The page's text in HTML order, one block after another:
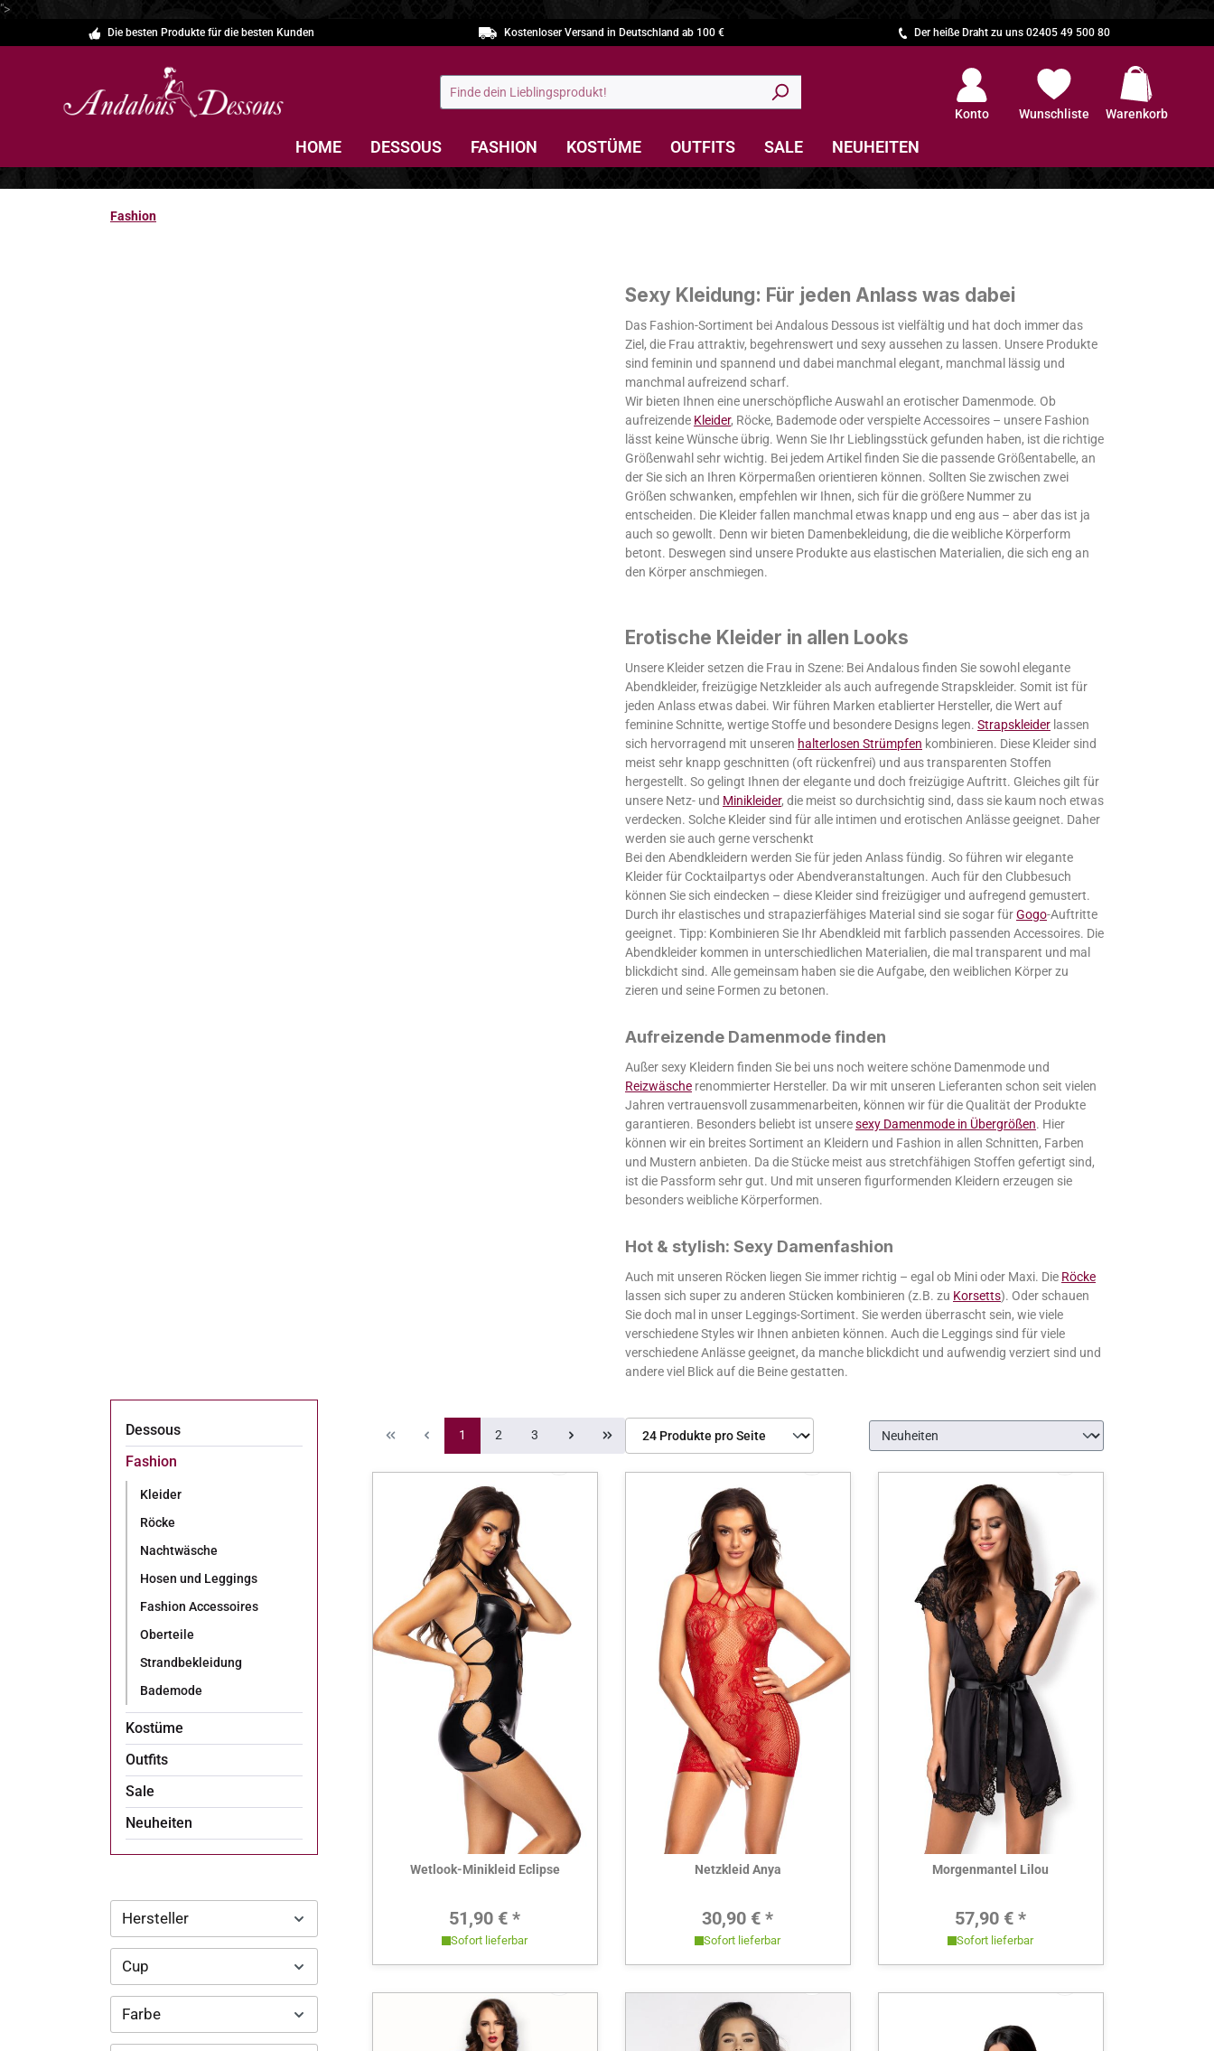
">
Hauptinhalt springen
Zur Suche springen
Zur Hauptnavigation springenDie besten Produkte für die besten Kunden Kostenloser Versand in Deutschland ab 100 € Der heiße Draht zu uns 02405 49 500 80
HOME DESSOUS FASHION KOSTÜME OUTFITS SALE NEUHEITEN
Wunschliste
Konto Warenkorb
Fashion
Sexy Kleidung: Für jeden Anlass was dabei
Das Fashion-Sortiment bei Andalous Dessous ist vielfältig und hat doch immer das
Ziel, die Frau attraktiv, begehrenswert und sexy aussehen zu lassen. Unsere Produkte
sind feminin und spannend und dabei manchmal elegant, manchmal lässig und
manchmal aufreizend scharf.
Wir bieten Ihnen eine unerschöpfliche Auswahl an erotischer Damenmode. Ob
aufreizende Kleider, Röcke, Bademode oder verspielte Accessoires – unsere Fashion
lässt keine Wünsche übrig. Wenn Sie Ihr Lieblingsstück gefunden haben, ist die richtige
Größenwahl sehr wichtig. Bei jedem Artikel finden Sie die passende Größentabelle, an
der Sie sich an Ihren Körpermaßen orientieren können. Sollten Sie zwischen zwei
Größen schwanken, empfehlen wir Ihnen, sich für die größere Nummer zu
entscheiden. Die Kleider fallen manchmal etwas knapp und eng aus – aber das ist ja
auch so gewollt. Denn wir bieten Damenbekleidung, die die weibliche Körperform
betont. Deswegen sind unsere Produkte aus elastischen Materialien, die sich eng an
den Körper anschmiegen.
Erotische Kleider in allen Looks
Unsere Kleider setzen die Frau in Szene: Bei Andalous finden Sie sowohl elegante
Abendkleider, freizügige Netzkleider als auch aufregende Strapskleider. Somit ist für
jeden Anlass etwas dabei. Wir führen Marken etablierter Hersteller, die Wert auf
feminine Schnitte, wertige Stoffe und besondere Designs legen. Strapskleider lassen
sich hervorragend mit unseren halterlosen Strümpfen kombinieren. Diese Kleider sind
meist sehr knapp geschnitten (oft rückenfrei) und aus transparenten Stoffen
hergestellt. So gelingt Ihnen der elegante und doch freizügige Auftritt. Gleiches gilt für
unsere Netz- und Minikleider, die meist so durchsichtig sind, dass sie kaum noch etwas
verdecken. Solche Kleider sind für alle intimen und erotischen Anlässe geeignet. Daher
werden sie auch gerne verschenkt
Bei den Abendkleidern werden Sie für jeden Anlass fündig. So führen wir elegante
Kleider für Cocktailpartys oder Abendveranstaltungen. Auch für den Clubbesuch
können Sie sich eindecken – diese Kleider sind freizügiger und aufregend gemustert.
Durch ihr elastisches und strapazierfähiges Material sind sie sogar fürGogo-Auftritte
geeignet. Tipp: Kombinieren Sie Ihr Abendkleid mit farblich passenden Accessoires. Die
Abendkleider kommen in unterschiedlichen Materialien, die mal transparent und mal
blickdicht sind. Alle gemeinsam haben sie die Aufgabe, den weiblichen Körper zu
zieren und seine Formen zu betonen.
Aufreizende Damenmode finden
Außer sexy Kleidern finden Sie bei uns noch weitere schöne Damenmode und
Reizwäsche renommierter Hersteller. Da wir mit unseren Lieferanten schon seit vielen
Jahren vertrauensvoll zusammenarbeiten, können wir für die Qualität der Produkte
garantieren. Besonders beliebt ist unseresexy Damenmode in Übergrößen. Hier
können wir ein breites Sortiment an Kleidern und Fashion in allen Schnitten, Farben
und Mustern anbieten. Da die Stücke meist aus stretchfähigen Stoffen gefertigt sind,
ist die Passform sehr gut. Und mit unseren figurformenden Kleidern erzeugen sie
besonders weibliche Körperformen.
Hot & stylish: Sexy Damenfashion
Auch mit unseren Röcken liegen Sie immer richtig – egal ob Mini oder Maxi. Die Röcke
lassen sich super zu anderen Stücken kombinieren (z.B. zu Korsetts). Oder schauen
Sie doch mal in unser Leggings-Sortiment. Sie werden überrascht sein, wie viele
verschiedene Styles wir Ihnen anbieten können. Auch die Leggings sind für viele
verschiedene Anlässe geeignet, da manche blickdicht und aufwendig verziert sind und
andere viel Blick auf die Beine gestatten.
Dessous
Fashion
Kleider
Röcke
Nachtwäsche
Hosen und Leggings
Fashion Accessoires
Oberteile
Strandbekleidung
Bademode
Kostüme
Outfits
Sale
Neuheiten
Hersteller
Cup
Farbe
Seite
1 Seite
2 Seite
3
Produkte pro Seite
Hier ansehen
Wetlook-Minikleid Eclipse
Regulärer Preis:
51,90 € *
Sofort lieferbar
Hier ansehen
Netzkleid Anya
Regulärer Preis:
30,90 € *
Sofort lieferbar
Hier ansehen
Morgenmantel Lilou
Regulärer Preis:
57,90 € *
Sofort lieferbar